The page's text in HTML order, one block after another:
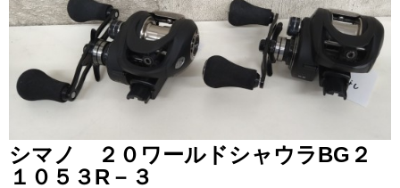
シマノ ２０ワールドシャウラBG２
１０５３R－３